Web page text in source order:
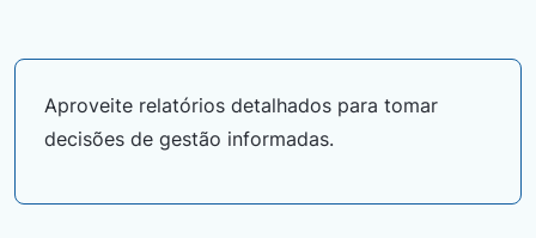
Aproveite relatórios detalhados para tomar
decisões de gestão informadas.